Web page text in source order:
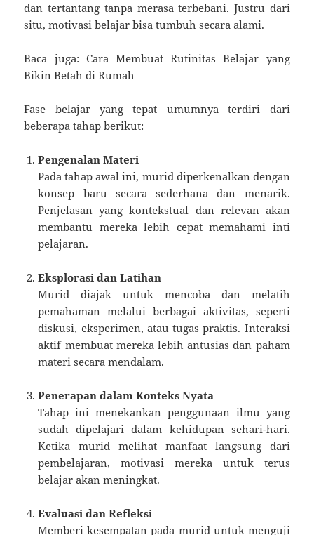
dan tertantang tanpa merasa terbebani. Justru dari
situ, motivasi belajar bisa tumbuh secara alami.
Baca juga: Cara Membuat Rutinitas Belajar yang
Bikin Betah di Rumah
Fase belajar yang tepat umumnya terdiri dari
beberapa tahap berikut:
Pengenalan Materi
Pada tahap awal ini, murid diperkenalkan dengan
konsep baru secara sederhana dan menarik.
Penjelasan yang kontekstual dan relevan akan
membantu mereka lebih cepat memahami inti
pelajaran.
Eksplorasi dan Latihan
Murid diajak untuk mencoba dan melatih
pemahaman melalui berbagai aktivitas, seperti
diskusi, eksperimen, atau tugas praktis. Interaksi
aktif membuat mereka lebih antusias dan paham
materi secara mendalam.
Penerapan dalam Konteks Nyata
Tahap ini menekankan penggunaan ilmu yang
sudah dipelajari dalam kehidupan sehari-hari.
Ketika murid melihat manfaat langsung dari
pembelajaran, motivasi mereka untuk terus
belajar akan meningkat.
Evaluasi dan Refleksi
Memberi kesempatan pada murid untuk menguji